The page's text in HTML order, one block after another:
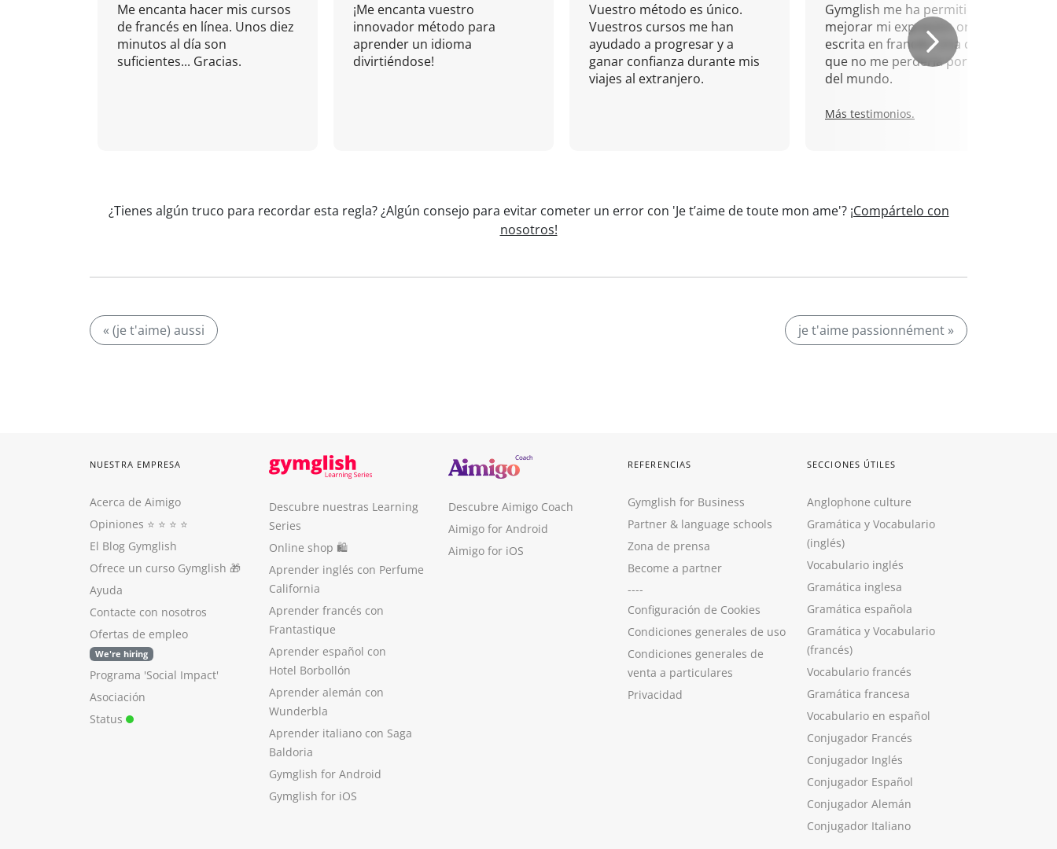
Me encanta hacer mis cursos
de francés en línea. Unos diez
minutos al día son
suficientes... Gracias.
¡Me encanta vuestro
innovador método para
aprender un idioma
divirtiéndose!
Vuestro método es único.
Vuestros cursos me han
ayudado a progresar y a
ganar confianza durante mis
viajes al extranjero.
Gymglish me ha permitido
mejorar mi expresión oral y
escrita en francés. Una cita
que no me perdería por nada
del mundo.
Más testimonios.
¿Tienes algún truco para recordar esta regla? ¿Algún consejo para evitar cometer un error con 'Je t’aime de toute mon ame'? ¡Compártelo con
nosotros!
« (je t'aime) aussi je t'aime passionnément »
NUESTRA EMPRESA
Acerca de Aimigo
Opiniones ⭐️ ⭐️ ⭐️ ⭐️
El Blog Gymglish
Ofrece un curso Gymglish 🎁
Ayuda
Contacte con nosotros
Ofertas de empleo
We're hiring
Programa 'Social Impact'
Asociación
Status
Descubre nuestras Learning
Series
Online shop 🛍
Aprender inglés con Perfume
California
Aprender francés con
Frantastique
Aprender español con
Hotel Borbollón
Aprender alemán con
Wunderbla
Aprender italiano con Saga
Baldoria
Gymglish for Android
Gymglish for iOS
Descubre Aimigo Coach
Aimigo for Android
Aimigo for iOS
REFERENCIAS
Gymglish for Business
Partner & language schools
Zona de prensa
Become a partner
----
Configuración de Cookies
Condiciones generales de uso
Condiciones generales de
venta a particulares
Privacidad
SECCIONES ÚTILES
Anglophone culture
Gramática y Vocabulario
(inglés)
Vocabulario inglés
Gramática inglesa
Gramática española
Gramática y Vocabulario
(francés)
Vocabulario francés
Gramática francesa
Vocabulario en español
Conjugador Francés
Conjugador Inglés
Conjugador Español
Conjugador Alemán
Conjugador Italiano